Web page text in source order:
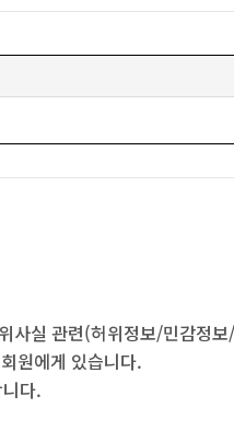
실 관련(허위정보/민감정
원에게 있습니다.
다.